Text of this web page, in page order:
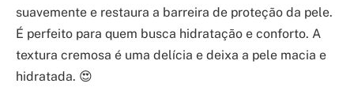
suavemente e restaura a barreira de proteção da pele.
É perfeito para quem busca hidratação e conforto. A
textura cremosa é uma delícia e deixa a pele macia e
hidratada. 😍